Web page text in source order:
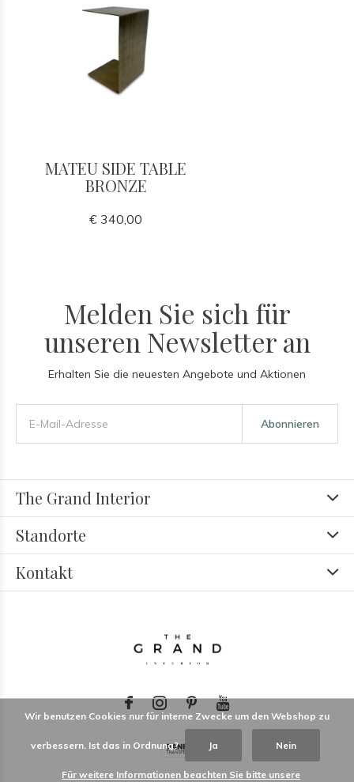
MATEU SIDE TABLE
BRONZE
€ 340,00
Melden Sie sich für
unseren Newsletter an
Erhalten Sie die neuesten Angebote und Aktionen
Abonnieren
The Grand Interior
Standorte
Kontakt
Wir benutzen Cookies nur für interne Zwecke um den Webshop zu
verbessern. Ist das in Ordnung? Ja Nein
Für weitere Informationen beachten Sie bitte unsere